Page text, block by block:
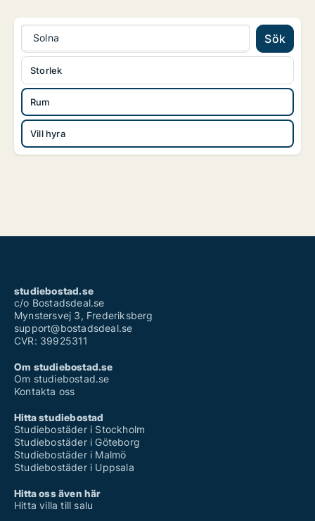
Solna Sök
Rum
Vill hyra
Storlek
studiebostad.se
c/o Bostadsdeal.se
Mynstersvej 3, Frederiksberg
support@bostadsdeal.se
CVR: 39925311
Om studiebostad.se
Om studiebostad.se
Kontakta oss
Hitta studiebostad
Studiebostäder i Stockholm
Studiebostäder i Göteborg
Studiebostäder i Malmö
Studiebostäder i Uppsala
Hitta oss även här
Hitta villa till salu